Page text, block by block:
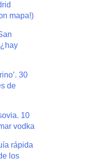
mapa!)
30
de
10
vodka
rápida
los